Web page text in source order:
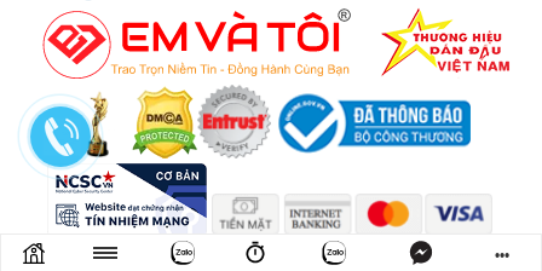
© 2011-2026 TRANGSUCVN.COM Copyright, All Rights Reserved. •••